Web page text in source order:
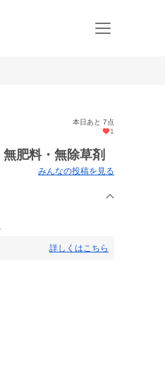
本日あと 7点
1
肥料・無除草剤
みんなの投稿を見る
詳しくはこちら